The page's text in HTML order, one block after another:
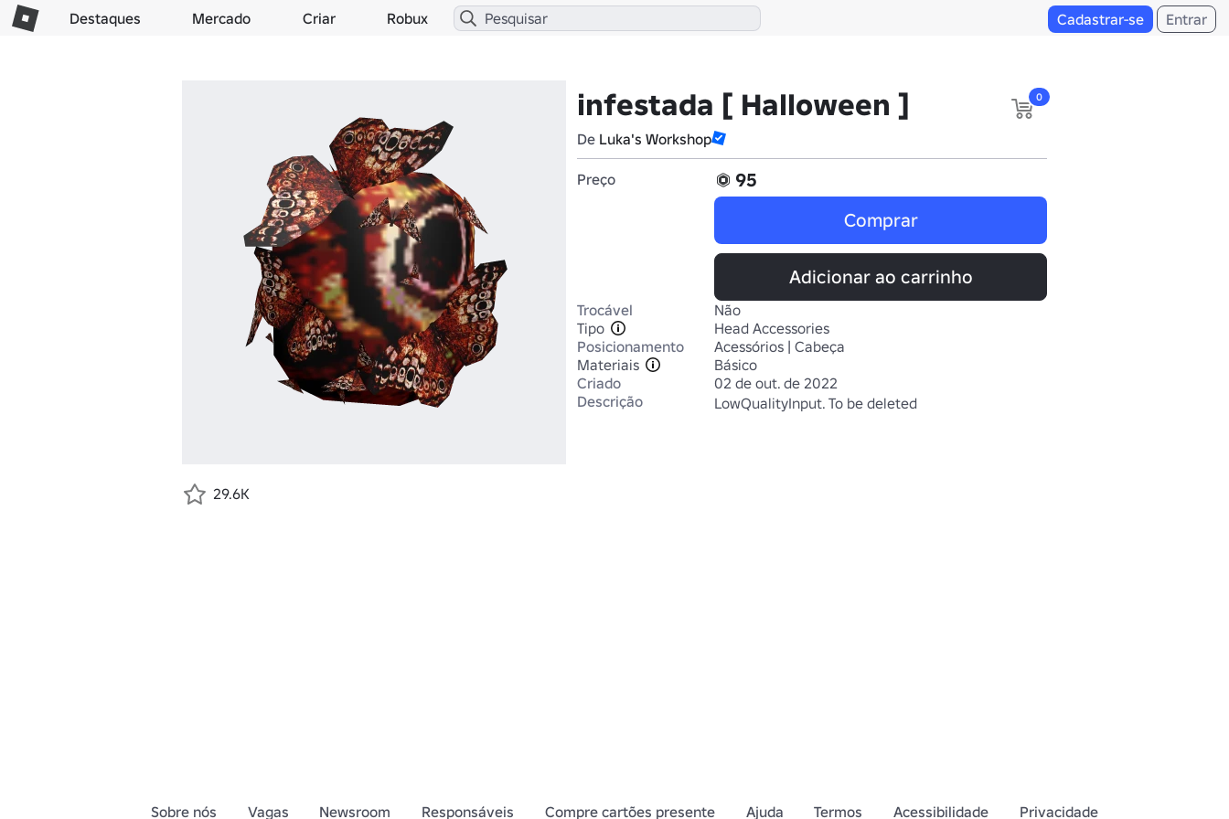
Destaques Mercado Criar Robux Cadastrar-se Entrar
infestada [ Halloween ]
De Luka's Workshop
0
Preço
95
Comprar
Adicionar ao carrinho
Trocável
Não
Tipo
Head Accessories
Posicionamento
Acessórios | Cabeça
Materiais
Básico
Criado
02 de out. de 2022
Descrição
LowQualityInput. To be deleted
29.6K
Sobre nós Vagas Newsroom Responsáveis Compre cartões presente Ajuda Termos Acessibilidade Privacidade